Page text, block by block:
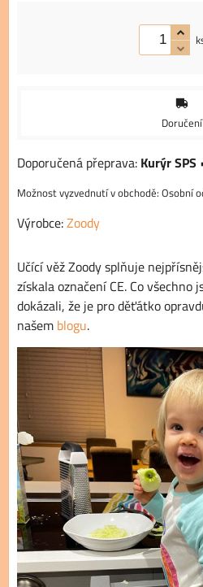
Doručení
Kurýr SPS
Osobní
Výrobce:Zoody
Učící věž Zoody splňuje
získala označení CE. Co všechno
dokázali, že je pro děťátko
našem blogu.